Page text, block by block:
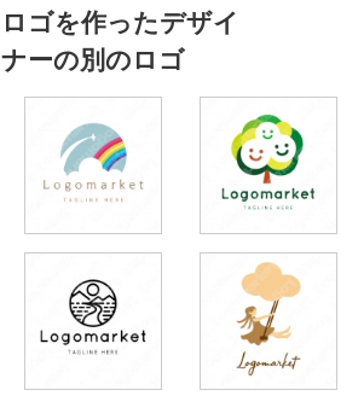
ゴを作ったデザイ
ナーの別のロゴ